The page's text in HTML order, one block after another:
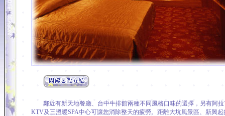
鄰近有新天地餐廳、台中牛排館兩種不同風格口味的選擇，另有阿拉
KTV及三溫暖SPA中心可讓您消除整天的疲勞。距離大坑風景區、新興起